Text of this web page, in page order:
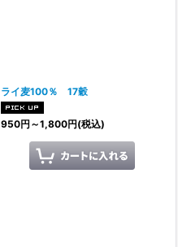
ライ麦100％ 17穀
950円 ～1,800円(税込)